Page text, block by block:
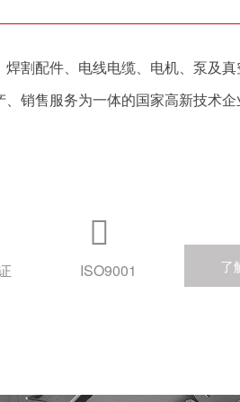
机电行
割配件、电线电缆、电机、泵及
销售服务为一体的国家高新技术
及泵与真空设备类等的中高端产品
权保护，不断完善管理机制和激励
有10多项发明专利(含受理或实质性
得“省级高新技术企业研发中心”、“
台州 “进出口行为规范企业”、

ISO9001 了